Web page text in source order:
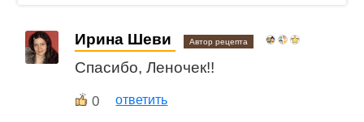
Ирина Шеви Автор рецепта
Спасибо, Леночек!!
0 ответить